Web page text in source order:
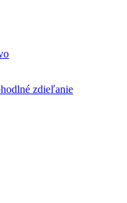
zdieľanie